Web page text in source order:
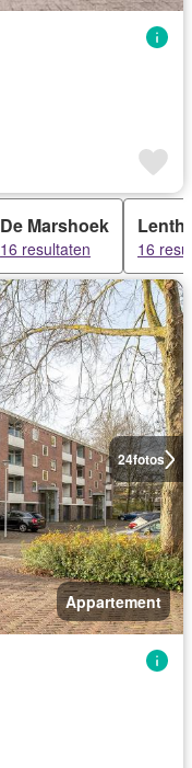
De Marshoek
16 resultaten 16
24fotos
Appartement